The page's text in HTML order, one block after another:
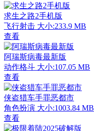
求生之路2手机版
飞行射击 大小:233.9 MB
查看
阿瑞斯病毒最新版
动作格斗 大小:107.05 MB
查看
侠盗猎车手罪恶都市
角色扮演 大小:1003.84 MB
查看